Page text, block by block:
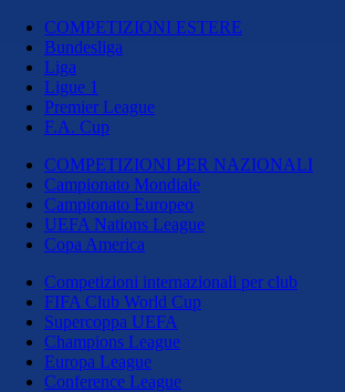
COMPETIZIONI ESTERE
Bundesliga
Liga
Ligue 1
Premier League
F.A. Cup
COMPETIZIONI PER NAZIONALI
Campionato Mondiale
Campionato Europeo
UEFA Nations League
Copa America
Competizioni internazionali per club
FIFA Club World Cup
Supercoppa UEFA
Champions League
Europa League
Conference League